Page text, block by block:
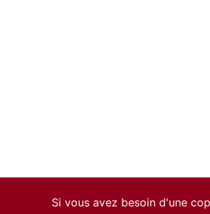
Si vous avez besoin d'une